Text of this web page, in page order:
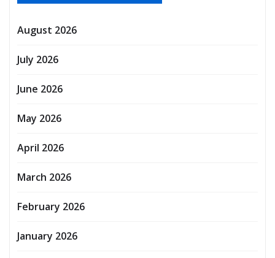
August 2026
July 2026
June 2026
May 2026
April 2026
March 2026
February 2026
January 2026